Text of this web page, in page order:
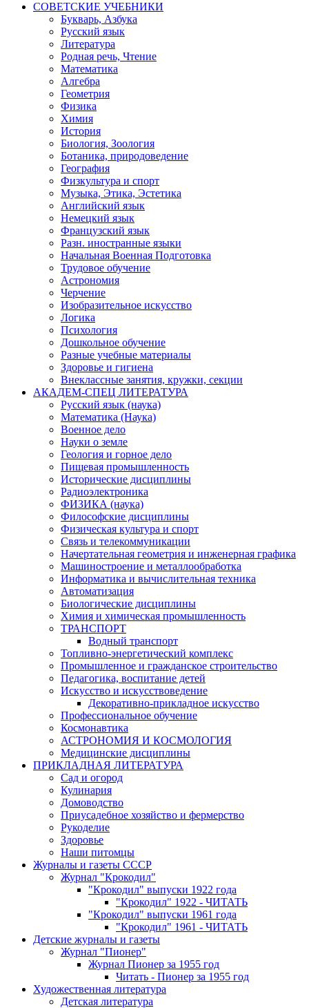
СОВЕТСКИЕ УЧЕБНИКИ
Букварь, Азбука
Русский язык
Литература
Родная речь, Чтение
Математика
Алгебра
Геометрия
Физика
Химия
История
Биология, Зоология
Ботаника, природоведение
География
Физкультура и спорт
Музыка, Этика, Эстетика
Английский язык
Немецкий язык
Французский язык
Разн. иностранные языки
Начальная Военная Подготовка
Трудовое обучение
Астрономия
Черчение
Изобразительное искусство
Логика
Психология
Дошкольное обучение
Разные учебные материалы
Здоровье и гигиена
Внеклассные занятия, кружки, секции
АКАДЕМ-СПЕЦ ЛИТЕРАТУРА
Русский язык (наука)
Математика (Наука)
Военное дело
Науки о земле
Геология и горное дело
Пищевая промышленность
Исторические дисциплины
Радиоэлектроника
ФИЗИКА (наука)
Философские дисциплины
Физическая культура и спорт
Связь и телекоммуникации
Начертательная геометрия и инженерная графика
Машиностроение и металлообработка
Информатика и вычислительная техника
Автоматизация
Биологические дисциплины
Химия и химическая промышленность
ТРАНСПОРТ
Водный транспорт
Топливно-энергетический комплекс
Промышленное и гражданское строительство
Педагогика, воспитание детей
Искусство и искусствоведение
Декоративно-прикладное искусство
Профессиональное обучение
Космонавтика
АСТРОНОМИЯ И КОСМОЛОГИЯ
Медицинские дисциплины
ПРИКЛАДНАЯ ЛИТЕРАТУРА
Сад и огород
Кулинария
Домоводство
Приусадебное хозяйство и фермерство
Рукоделие
Здоровье
Наши питомцы
Журналы и газеты СССР
Журнал "Крокодил"
"Крокодил" выпуски 1922 года
"Крокодил" 1922 - ЧИТАТЬ
"Крокодил" выпуски 1961 года
"Крокодил" 1961 - ЧИТАТЬ
Детские журналы и газеты
Журнал "Пионер"
Журнал Пионер за 1955 год
Читать - Пионер за 1955 год
Художественная литература
Детская литература